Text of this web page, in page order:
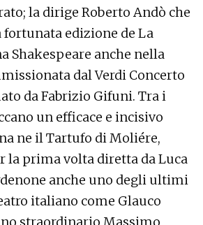
la dirige Roberto Andò che
edizione de La
Shakespeare anche nella
dal Verdi Concerto
da Fabrizio Gifuni. Tra i
un efficace e incisivo
ne il Tartufo di Moliére,
la prima volta diretta da Luca
anche uno degli ultimi
italiano come Glauco